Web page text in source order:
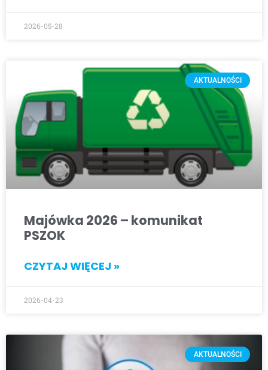
2026-05-28
AKTUALNOŚCI
Majówka 2026 – komunikat
PSZOK
CZYTAJ WIĘCEJ »
2026-04-23
AKTUALNOŚCI